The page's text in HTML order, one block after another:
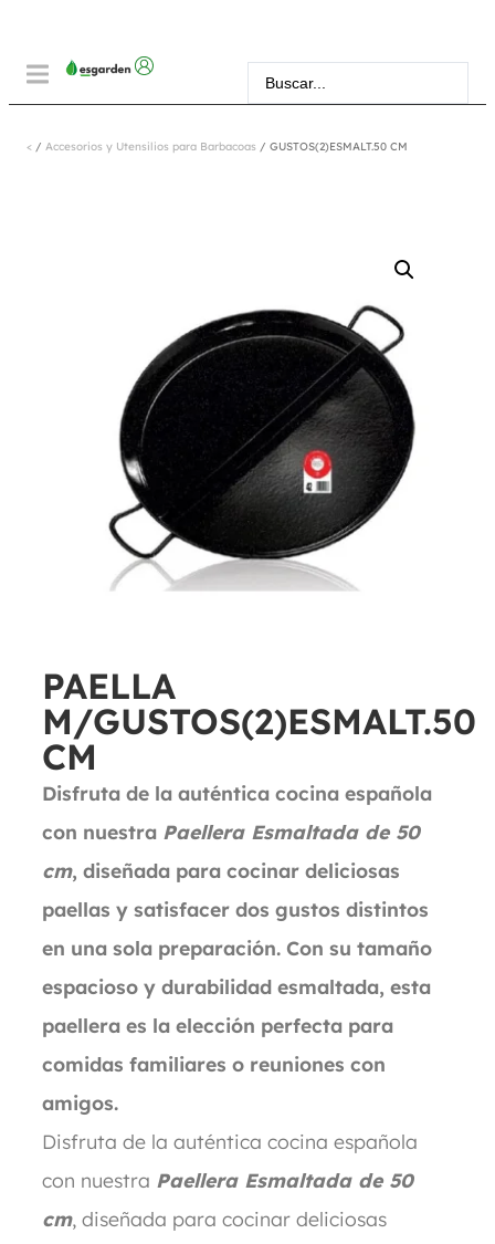
< / Accesorios y Utensilios para Barbacoas / GUSTOS(2)ESMALT.50 CM
PAELLA
M/GUSTOS(2)ESMALT.50
CM
Disfruta de la auténtica cocina española
con nuestra Paellera Esmaltada de 50
cm, diseñada para cocinar deliciosas
paellas y satisfacer dos gustos distintos
en una sola preparación. Con su tamaño
espacioso y durabilidad esmaltada, esta
paellera es la elección perfecta para
comidas familiares o reuniones con
amigos.
Disfruta de la auténtica cocina española
con nuestra Paellera Esmaltada de 50
cm, diseñada para cocinar deliciosas